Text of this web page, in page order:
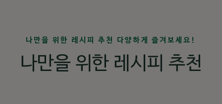
나만을 위한 레시피 추천 다양하게 즐겨보세요!
나만을 위한 레시피 추천